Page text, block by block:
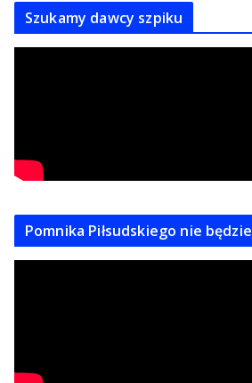
Szukamy dawcy szpiku
Pomnika Piłsudskiego nie będzie